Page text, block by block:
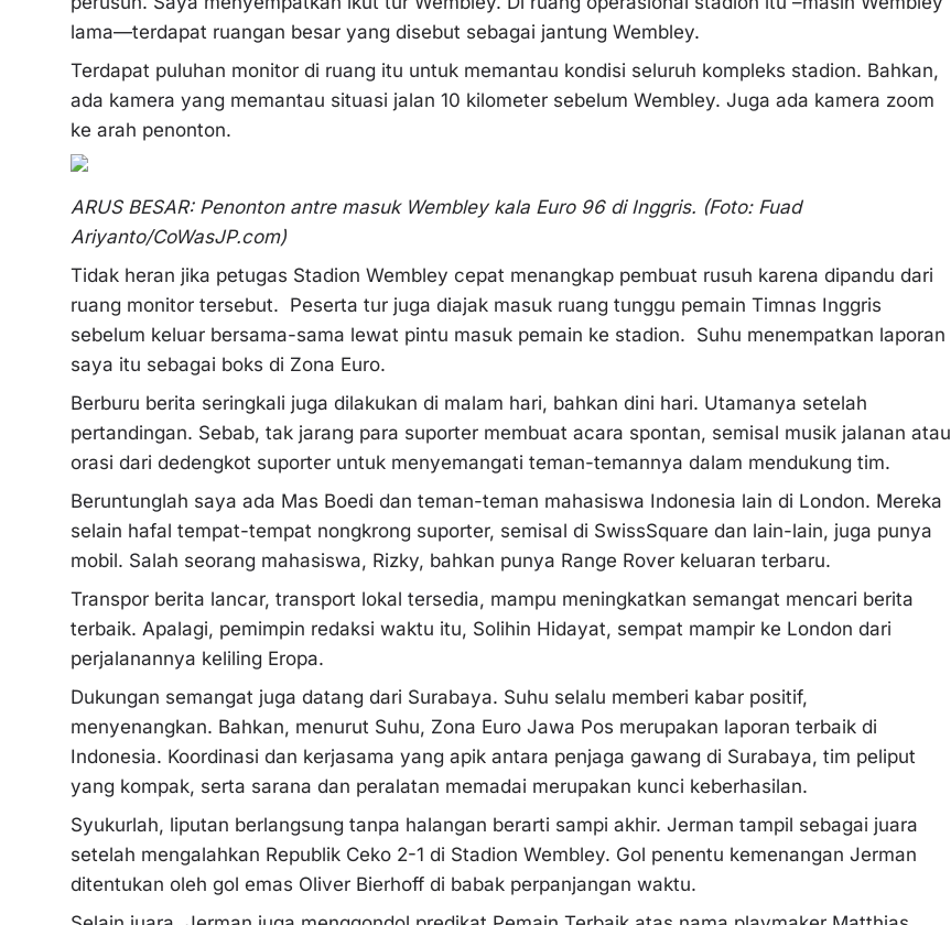
lama—terdapat ruangan besar yang disebut sebagai jantung Wembley.
Terdapat puluhan monitor di ruang itu untuk memantau kondisi seluruh kompleks stadion. Bahkan,
ada kamera yang memantau situasi jalan 10 kilometer sebelum Wembley. Juga ada kamera zoom
ke arah penonton.
ARUS BESAR: Penonton antre masuk Wembley kala Euro 96 di Inggris. (Foto: Fuad
Ariyanto/CoWasJP.com)
Tidak heran jika petugas Stadion Wembley cepat menangkap pembuat rusuh karena dipandu dari
ruang monitor tersebut. Peserta tur juga diajak masuk ruang tunggu pemain Timnas Inggris
sebelum keluar bersama-sama lewat pintu masuk pemain ke stadion. Suhu menempatkan laporan
saya itu sebagai boks di Zona Euro.
Berburu berita seringkali juga dilakukan di malam hari, bahkan dini hari. Utamanya setelah
pertandingan. Sebab, tak jarang para suporter membuat acara spontan, semisal musik jalanan atau
orasi dari dedengkot suporter untuk menyemangati teman-temannya dalam mendukung tim.
Beruntunglah saya ada Mas Boedi dan teman-teman mahasiswa Indonesia lain di London. Mereka
selain hafal tempat-tempat nongkrong suporter, semisal di SwissSquare dan lain-lain, juga punya
mobil. Salah seorang mahasiswa, Rizky, bahkan punya Range Rover keluaran terbaru.
Transpor berita lancar, transport lokal tersedia, mampu meningkatkan semangat mencari berita
terbaik. Apalagi, pemimpin redaksi waktu itu, Solihin Hidayat, sempat mampir ke London dari
perjalanannya keliling Eropa.
Dukungan semangat juga datang dari Surabaya. Suhu selalu memberi kabar positif,
menyenangkan. Bahkan, menurut Suhu, Zona Euro Jawa Pos merupakan laporan terbaik di
Indonesia. Koordinasi dan kerjasama yang apik antara penjaga gawang di Surabaya, tim peliput
yang kompak, serta sarana dan peralatan memadai merupakan kunci keberhasilan.
Syukurlah, liputan berlangsung tanpa halangan berarti sampi akhir. Jerman tampil sebagai juara
setelah mengalahkan Republik Ceko 2-1 di Stadion Wembley. Gol penentu kemenangan Jerman
ditentukan oleh gol emas Oliver Bierhoff di babak perpanjangan waktu.